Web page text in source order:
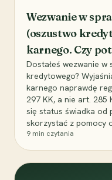
Wezwanie w
(oszustwo
karnego. Czy
Dostałeś wezwanie
kredytowego?
karnego naprawdę
297 KK, a nie art. 285
się status świadka od
skorzystać z pomocy
9 min czytania